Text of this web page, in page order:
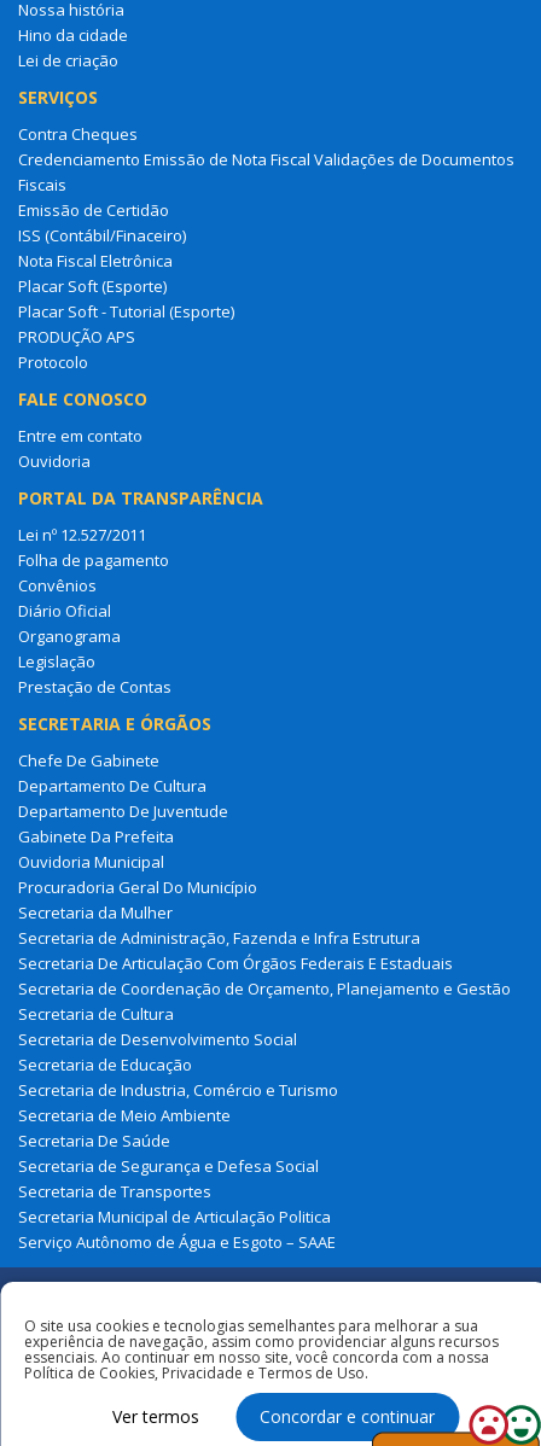
Contra Cheques
Credenciamento Emissão de Nota Fiscal Validações de Documentos
Fiscais
Emissão de Certidão
ISS (Contábil/Finaceiro)
Nota Fiscal Eletrônica
Placar Soft (Esporte)
Placar Soft - Tutorial (Esporte)
PRODUÇÃO APS
Protocolo
FALE CONOSCO
Entre em contato
Ouvidoria
Folha de pagamento
Convênios
Diário Oficial
Legislação
Prestação de Contas
SECRETARIA E ÓRGÃOS
Chefe De Gabinete
Departamento De Cultura
Departamento De Juventude
Gabinete Da Prefeita
Procuradoria Geral Do Município
Secretaria da Mulher
Secretaria de Administração, Fazenda e Infra Estrutura
Secretaria De Articulação Com Órgãos Federais E Estaduais
Secretaria de Coordenação de Orçamento, Planejamento e Gestão
Secretaria de Cultura
Secretaria de Desenvolvimento Social
Secretaria de Educação
Secretaria de Industria, Comércio e Turismo
Secretaria de Meio Ambiente
Secretaria De Saúde
Secretaria de Segurança e Defesa Social
Secretaria de Transportes
Secretaria Municipal de Articulação Politica
Serviço Autônomo de Água e Esgoto – SAAE
Redes
Sociais
Todos os direitos reservados à Prefeitura
Municipal de São João Do Soter
O site usa cookies e tecnologias semelhantes para melhorar a sua
experiência de navegação, assim como providenciar alguns recursos
essenciais. Ao continuar em nosso site, você concorda com a nossa
Política de Cookies, Privacidade e Termos de Uso.
Ver termos Concordar e continuar